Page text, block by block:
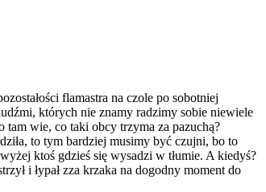
flamastra na czole po sobotniej
których nie znamy radzimy sobie niewiele
wie, co taki obcy trzyma za pazuchą?
to tym bardziej musimy być czujni, bo to
ktoś gdzieś się wysadzi w tłumie. A kiedyś?
i łypał zza krzaka na dogodny moment do